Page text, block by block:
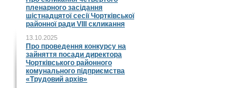
пленарного засідання
шістнадцятої сесії Чортківської
районної ради VIII скликання
13.10.2025
Про проведення конкурсу на
зайняття посади директора
Чортківського районного
комунального підприємства
«Трудовий архів»